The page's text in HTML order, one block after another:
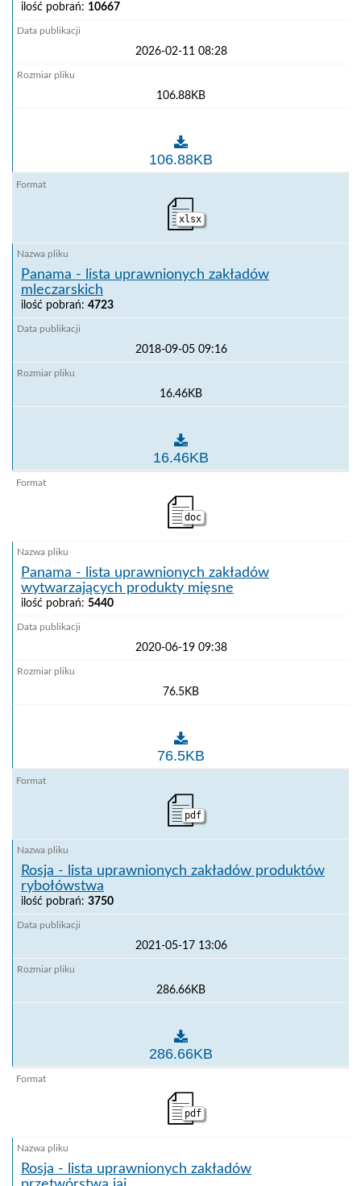
ilość pobrań: 10667
2026-02-11 08:28
106.88KB
Kuba - lista zakładów uprawnionych do eksportu
106.88KB
xlsx
Panama - lista uprawnionych zakładów
mleczarskich
ilość pobrań: 4723
2018-09-05 09:16
16.46KB
Panama - lista uprawnionych zakładów mleczarskich
16.46KB
doc
Panama - lista uprawnionych zakładów
wytwarzających produkty mięsne
ilość pobrań: 5440
2020-06-19 09:38
76.5KB
Panama - lista uprawnionych zakładów
76.5KB
pdf
Rosja - lista uprawnionych zakładów produktów
rybołówstwa
ilość pobrań: 3750
2021-05-17 13:06
286.66KB
Rosja - lista uprawnionych zakładów produktów
286.66KB
pdf
Rosja - lista uprawnionych zakładów